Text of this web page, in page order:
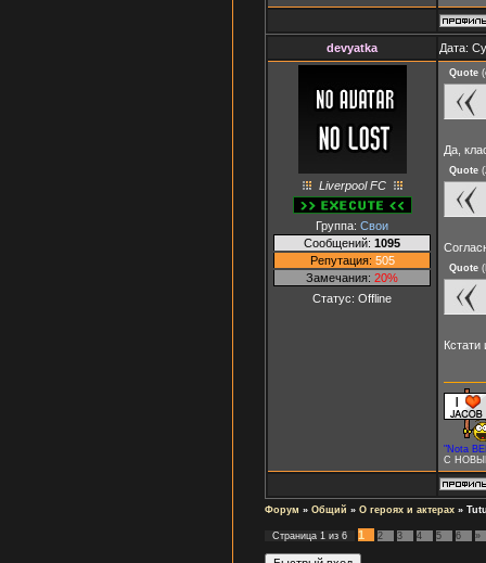
devyatka Дата:
Liverpool FC
Группа: Свои
Сообщений: 1095
Репутация: 505
Замечания: 20%
Статус: Offline
Quote (
Да,
Quote (
Quote (
Кстати
"Nota
С
Форум » Общий » О героях и актерах »
Страница 1 из 6 1 2 3 4 5 6 »